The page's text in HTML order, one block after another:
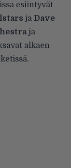
esiintyvät
ja Dave
ja
alkaen